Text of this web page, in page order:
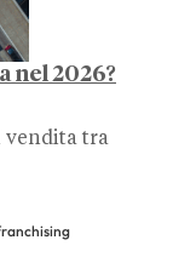
nel 2026?
vendita tra